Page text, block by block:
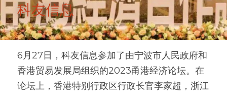
科友信息
6月27日，科友信息参加了由宁波市人民政府和
香港贸易发展局组织的2023甬港经济论坛。在
论坛上，香港特别行政区行政长官李家超，浙江